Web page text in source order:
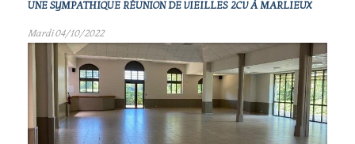
UNE SYMPATHIQUE RÉUNION DE VIEILLES 2CV À MARLIEUX
Mardi 04/10/2022